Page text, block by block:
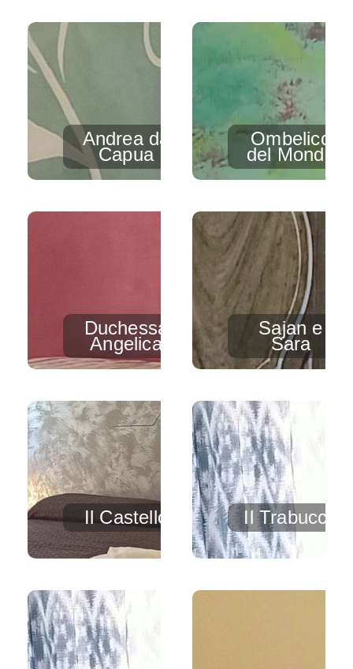
Andrea da
Capua
Ombelico
del Mondo
Duchessa
Angelica
Sajan e
Sara
Il Castello Il Trabucco